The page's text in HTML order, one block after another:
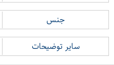
جنس
سایر توضیحات